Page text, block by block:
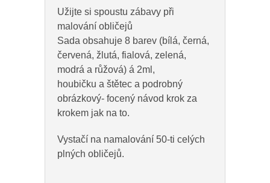
Užijte si spoustu zábavy při
malování obličejů
Sada obsahuje 8 barev (bílá, černá,
červená, žlutá, fialová, zelená,
modrá a růžová) á 2ml,
houbičku a štětec a podrobný
obrázkový- focený návod krok za
krokem jak na to.
Vystačí na namalování 50-ti celých
plných obličejů.